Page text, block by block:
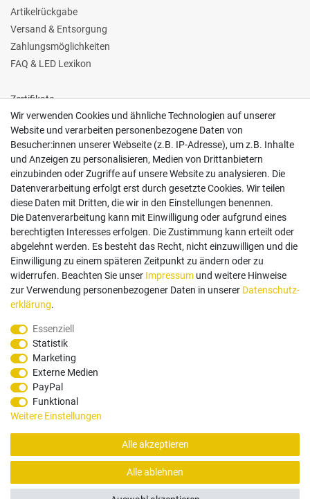
Artikelrückgabe
Versand & Entsorgung
Zahlungsmöglichkeiten
FAQ & LED Lexikon
Zertifikate
Follow us
Zahlungsarten
Paypal
Versand Dienstleister
© Copyright 2026 Santec Systems AG
abweichen.
Wir verwenden Cookies und ähnliche Technologien auf unserer
Website und verarbeiten personenbezogene Daten von
Besucher:innen unserer Webseite (z.B. IP-Adresse), um z.B. Inhalte
und Anzeigen zu personalisieren, Medien von Drittanbietern
einzubinden oder Zugriffe auf unsere Website zu analysieren. Die
Datenverarbeitung erfolgt erst durch gesetzte Cookies. Wir teilen
diese Daten mit Dritten, die wir in den Einstellungen benennen.
Die Datenverarbeitung kann mit Einwilligung oder aufgrund eines
berechtigten Interesses erfolgen. Die Zustimmung kann erteilt oder
abgelehnt werden. Es besteht das Recht, nicht einzuwilligen und die
Einwilligung zu einem späteren Zeitpunkt zu ändern oder zu
widerrufen. Beachten Sie unser Impressum und weitere Hinweise
zur Verwendung personenbezogener Daten in unserer Daten­schutz­
erklärung.
Essenziell
Statistik
Marketing
Externe Medien
PayPal
Funktional
Weitere Einstellungen
Alle akzeptieren
Alle ablehnen